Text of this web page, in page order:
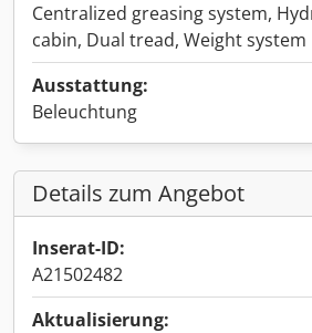
Centralized greasing system,
cabin, Dual tread, Weight system
Ausstattung:
Beleuchtung
Details zum Angebot
Inserat-ID:
A21502482
Aktualisierung: